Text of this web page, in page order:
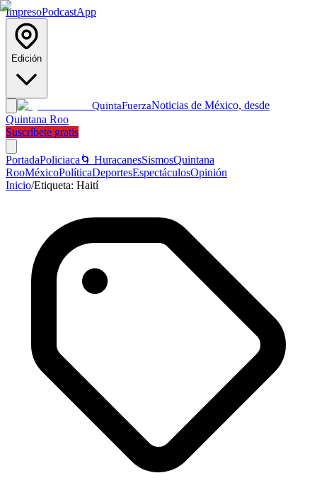
ImpresoPodcastApp
Edición
QuintaFuerzaNoticias de México, desde
Quintana Roo
Suscríbete gratis
PortadaPoliciaca 🌀 HuracanesSismosQuintana
RooMéxicoPolíticaDeportesEspectáculosOpinión
Inicio/Etiqueta: Haití